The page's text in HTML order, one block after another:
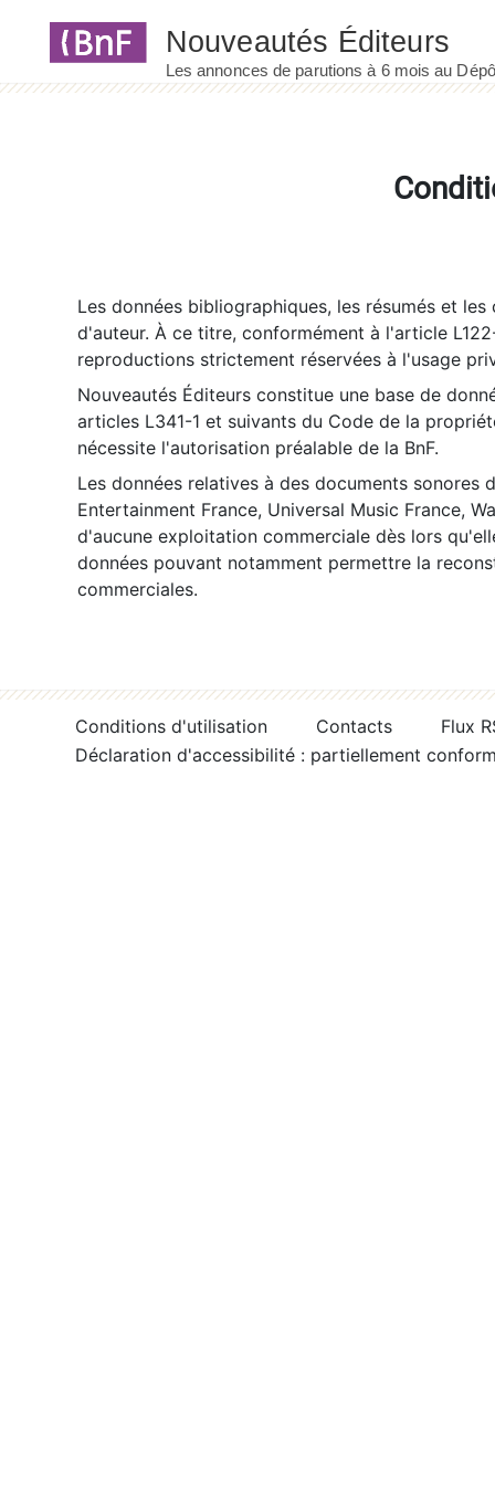
Les données bibliographiques, les résumés et
d'auteur. À ce titre, conformément à l'article
reproductions strictement réservées à l'usage
Nouveautés Éditeurs constitue une base de
articles L341-1 et suivants du Code de la
nécessite l'autorisation préalable de la BnF.
Les données relatives à des documents sonores
Entertainment France, Universal Music France,
d'aucune exploitation commerciale dès lors
données pouvant notamment permettre la
commerciales.
Conditions d'utilisation Contacts
Flux
Déclaration d'accessibilité : partiellement